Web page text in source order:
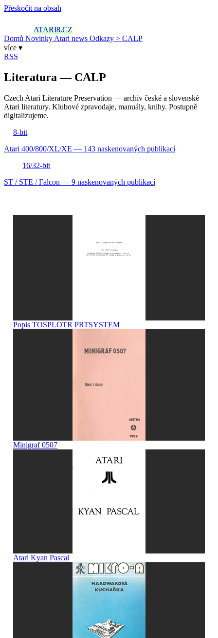
Přeskočit na obsah
ATARI8.CZ
Domů Novinky Atari news Odkazy > CALP
více ▾
RSS
Literatura — CALP
Czech Atari Literature Preservation — archiv české a slovenské
Atari literatury. Klubové zpravodaje, manuály, knihy. Postupně
digitalizujeme.
8-bit
Atari 400/800/XL/XE — 143 naskenovaných publikací
16/32-bit
ST / STE / Falcon — 9 naskenovaných publikací
Popis TOSPLOTR PRTSYSTEM
Minigraf 0507
Atari Kyan Pascal